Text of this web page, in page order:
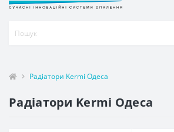
Радіатори Kermi Одеса
Радіатори Kermi Одеса